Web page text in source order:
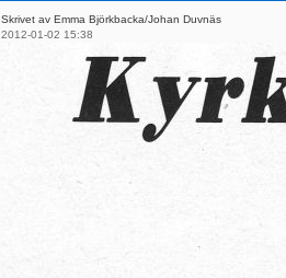
Skrivet av Emma Björkbacka/Johan Duvnäs
2012-01-02 15:38